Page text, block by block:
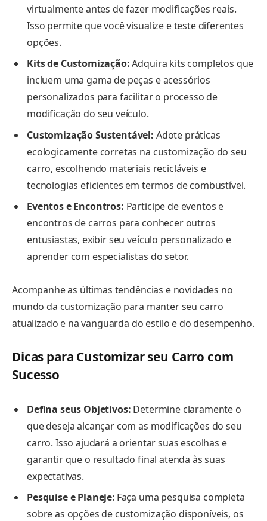
virtualmente antes de fazer modificações reais.
Isso permite que você visualize e teste diferentes
opções.
Kits de Customização:Adquira kits completos que
incluem uma gama de peças e acessórios
personalizados para facilitar o processo de
modificação do seu veículo.
Customização Sustentável: Adote práticas
ecologicamente corretas na customização do seu
carro, escolhendo materiais recicláveis e
tecnologias eficientes em termos de combustível.
Eventos e Encontros: Participe de eventos e
encontros de carros para conhecer outros
entusiastas, exibir seu veículo personalizado e
aprender com especialistas do setor.
Acompanhe as últimas tendências e novidades no
mundo da customização para manter seu carro
atualizado e na vanguarda do estilo e do desempenho.
Dicas para Customizar seu Carro com
Sucesso
Defina seus Objetivos: Determine claramente o
que deseja alcançar com as modificações do seu
carro. Isso ajudará a orientar suas escolhas e
garantir que o resultado final atenda às suas
expectativas.
Pesquise e Planeje: Faça uma pesquisa completa
sobre as opções de customização disponíveis, os